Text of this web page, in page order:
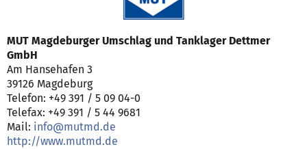
MUT Magdeburger Umschlag und Tanklager Dettmer
GmbH
Am Hansehafen 3
39126 Magdeburg
Telefon: +49 391 / 5 09 04-0
Telefax: +49 391 / 5 44 9681
Mail: info@mutmd.de
http://www.mutmd.de